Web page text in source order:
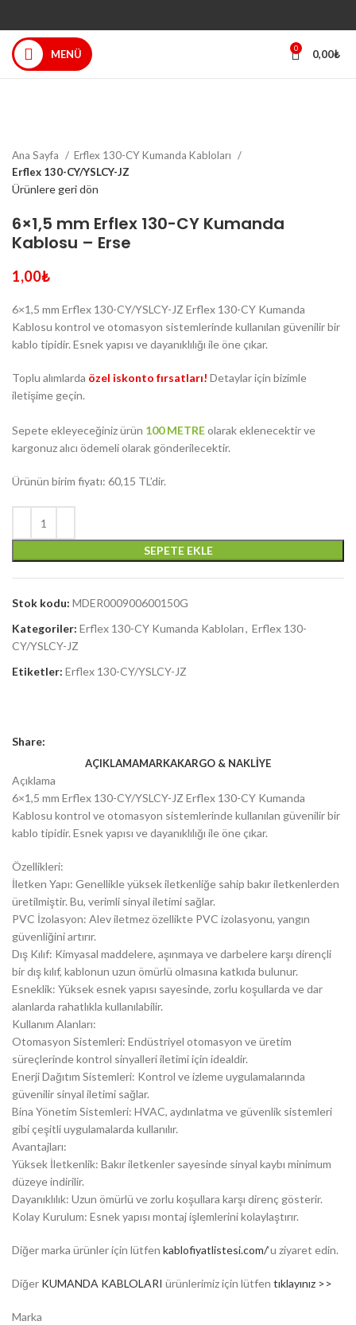
MENÜ 0 0,00₺
Ana Sayfa
Erflex 130-CY Kumanda Kabloları
Erflex 130-CY/YSLCY-JZ
Ürünlere geri dön
6×1,5 mm Erflex 130-CY Kumanda
Kablosu – Erse
1,00₺
6×1,5 mm Erflex 130-CY/YSLCY-JZ Erflex 130-CY Kumanda
Kablosu kontrol ve otomasyon sistemlerinde kullanılan güvenilir bir
kablo tipidir. Esnek yapısı ve dayanıklılığı ile öne çıkar.
Toplu alımlarda özel iskonto fırsatları! Detaylar için bizimle
iletişime geçin.
Sepete ekleyeceğiniz ürün 100 METREolarak eklenecektir ve
kargonuz alıcı ödemeli olarak gönderilecektir.
Ürünün birim fiyatı: 60,15 TL’dir.
SEPETE EKLE
Stok kodu: MDER000900600150G
Kategoriler: Erflex 130-CY Kumanda Kabloları, Erflex 130-
CY/YSLCY-JZ
Etiketler: Erflex 130-CY/YSLCY-JZ
Share:
AÇIKLAMAMARKAKARGO & NAKLIYE
Açıklama
6×1,5 mm Erflex 130-CY/YSLCY-JZ Erflex 130-CY Kumanda
Kablosu kontrol ve otomasyon sistemlerinde kullanılan güvenilir bir
kablo tipidir. Esnek yapısı ve dayanıklılığı ile öne çıkar.
Özellikleri:
İletken Yapı: Genellikle yüksek iletkenliğe sahip bakır iletkenlerden
üretilmiştir. Bu, verimli sinyal iletimi sağlar.
PVC İzolasyon: Alev iletmez özellikte PVC izolasyonu, yangın
güvenliğini artırır.
Dış Kılıf: Kimyasal maddelere, aşınmaya ve darbelere karşı dirençli
bir dış kılıf, kablonun uzun ömürlü olmasına katkıda bulunur.
Esneklik: Yüksek esnek yapısı sayesinde, zorlu koşullarda ve dar
alanlarda rahatlıkla kullanılabilir.
Kullanım Alanları:
Otomasyon Sistemleri: Endüstriyel otomasyon ve üretim
süreçlerinde kontrol sinyalleri iletimi için idealdir.
Enerji Dağıtım Sistemleri: Kontrol ve izleme uygulamalarında
güvenilir sinyal iletimi sağlar.
Bina Yönetim Sistemleri: HVAC, aydınlatma ve güvenlik sistemleri
gibi çeşitli uygulamalarda kullanılır.
Avantajları:
Yüksek İletkenlik: Bakır iletkenler sayesinde sinyal kaybı minimum
düzeye indirilir.
Dayanıklılık: Uzun ömürlü ve zorlu koşullara karşı direnç gösterir.
Kolay Kurulum: Esnek yapısı montaj işlemlerini kolaylaştırır.
Diğer marka ürünler için lütfen kablofiyatlistesi.com/‘u ziyaret edin.
Diğer KUMANDA KABLOLARI ürünlerimiz için lütfen tıklayınız >>
Marka